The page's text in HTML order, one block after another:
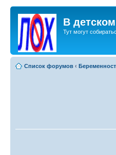
В
Тут могут
Список форумов ‹